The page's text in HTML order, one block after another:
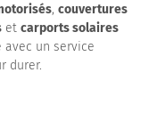
,couvertures
etcarports solaires
avec un service
durer.